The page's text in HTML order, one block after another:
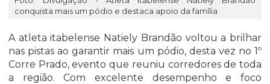
conquista mais um pódio e destaca apoio da família
A atleta itabelense Natiely Brandão voltou a brilhar
nas pistas ao garantir mais um pódio, desta vez no 1º
Corre Prado, evento que reuniu corredores de toda
a região. Com excelente desempenho e foco